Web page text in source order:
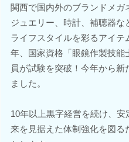
関西で国内外のブランドメ
ジュエリー、時計、補聴器
ライフスタイルを彩るアイ
年、国家資格「眼鏡作製技能
員が試験を突破！今年から
ました。
10年以上黒字経営を続け、
来を見据えた体制強化を図る